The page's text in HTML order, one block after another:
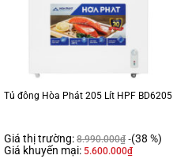
Tủ đông Hòa Phát 205 Lít HPF BD6205
Giá thị trường: 8.990.000₫ (38 %)
Giá khuyến mại: 5.600.000₫